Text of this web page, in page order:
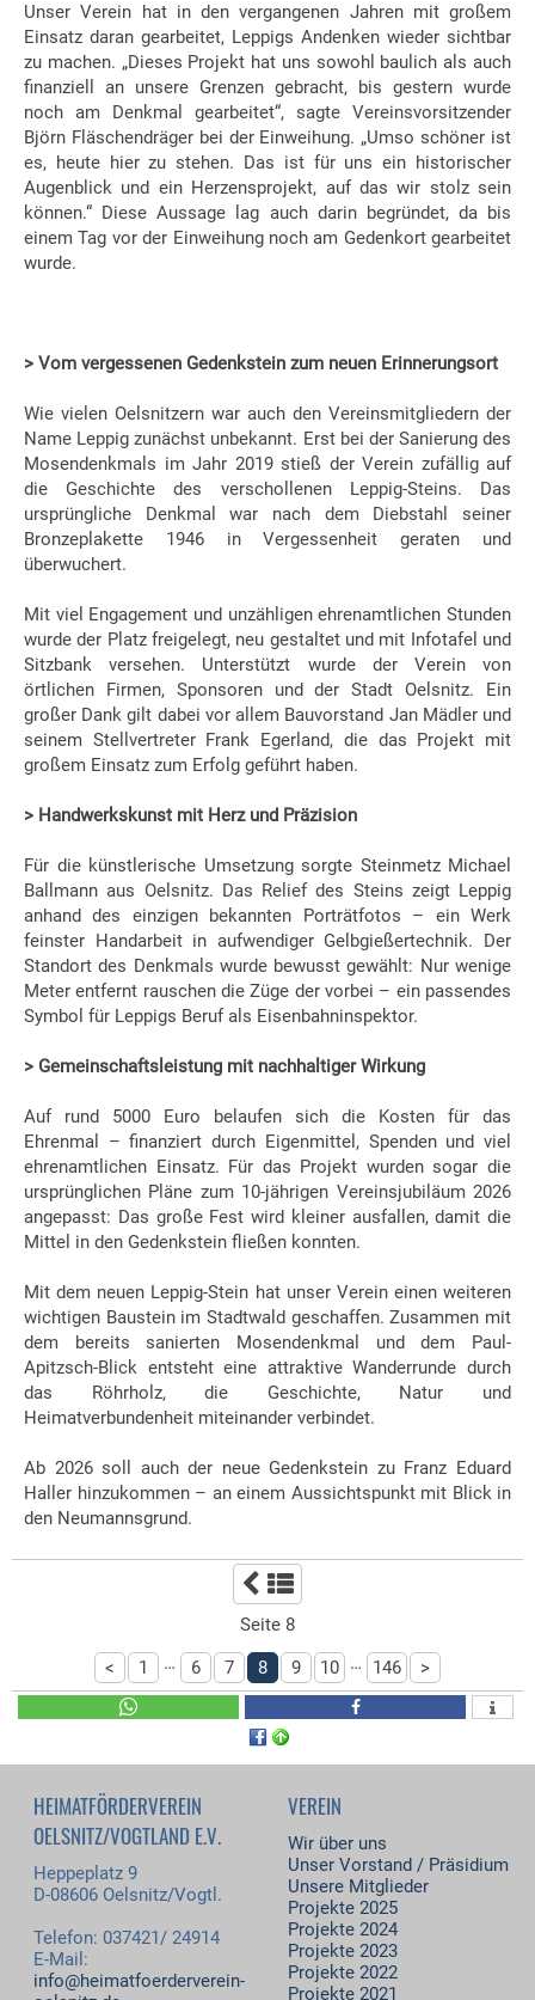
Unser Verein hat in den vergangenen Jahren mit großem
Einsatz daran gearbeitet, Leppigs Andenken wieder sichtbar
zu machen. „Dieses Projekt hat uns sowohl baulich als auch
finanziell an unsere Grenzen gebracht, bis gestern wurde
noch am Denkmal gearbeitet“, sagte Vereinsvorsitzender
Björn Fläschendräger bei der Einweihung. „Umso schöner ist
es, heute hier zu stehen. Das ist für uns ein historischer
Augenblick und ein Herzensprojekt, auf das wir stolz sein
können.“ Diese Aussage lag auch darin begründet, da bis
einem Tag vor der Einweihung noch am Gedenkort gearbeitet
wurde.
> Vom vergessenen Gedenkstein zum neuen Erinnerungsort
Wie vielen Oelsnitzern war auch den Vereinsmitgliedern der
Name Leppig zunächst unbekannt. Erst bei der Sanierung des
Mosendenkmals im Jahr 2019 stieß der Verein zufällig auf
die Geschichte des verschollenen Leppig-Steins. Das
ursprüngliche Denkmal war nach dem Diebstahl seiner
Bronzeplakette 1946 in Vergessenheit geraten und
überwuchert.
Mit viel Engagement und unzähligen ehrenamtlichen Stunden
wurde der Platz freigelegt, neu gestaltet und mit Infotafel und
Sitzbank versehen. Unterstützt wurde der Verein von
örtlichen Firmen, Sponsoren und der Stadt Oelsnitz. Ein
großer Dank gilt dabei vor allem Bauvorstand Jan Mädler und
seinem Stellvertreter Frank Egerland, die das Projekt mit
großem Einsatz zum Erfolg geführt haben.
> Handwerkskunst mit Herz und Präzision
Für die künstlerische Umsetzung sorgte Steinmetz Michael
Ballmann aus Oelsnitz. Das Relief des Steins zeigt Leppig
anhand des einzigen bekannten Porträtfotos – ein Werk
feinster Handarbeit in aufwendiger Gelbgießertechnik. Der
Standort des Denkmals wurde bewusst gewählt: Nur wenige
Meter entfernt rauschen die Züge der vorbei – ein passendes
Symbol für Leppigs Beruf als Eisenbahninspektor.
> Gemeinschaftsleistung mit nachhaltiger Wirkung
Auf rund 5000 Euro belaufen sich die Kosten für das
Ehrenmal – finanziert durch Eigenmittel, Spenden und viel
ehrenamtlichen Einsatz. Für das Projekt wurden sogar die
ursprünglichen Pläne zum 10-jährigen Vereinsjubiläum 2026
angepasst: Das große Fest wird kleiner ausfallen, damit die
Mittel in den Gedenkstein fließen konnten.
Mit dem neuen Leppig-Stein hat unser Verein einen weiteren
wichtigen Baustein im Stadtwald geschaffen. Zusammen mit
dem bereits sanierten Mosendenkmal und dem Paul-
Apitzsch-Blick entsteht eine attraktive Wanderrunde durch
das Röhrholz, die Geschichte, Natur und
Heimatverbundenheit miteinander verbindet.
Ab 2026 soll auch der neue Gedenkstein zu Franz Eduard
Haller hinzukommen – an einem Aussichtspunkt mit Blick in
den Neumannsgrund.
Seite 8
<
1 … 6 7 8 9 10 … 146 >
HEIMATFÖRDERVEREIN
OELSNITZ/VOGTLAND E.V.
Heppeplatz 9
D-08606 Oelsnitz/Vogtl.
Telefon: 037421/ 24914
E-Mail:
info@heimatfoerderverein-
VEREIN
Wir über uns
Unser Vorstand / Präsidium
Unsere Mitglieder
Projekte 2025
Projekte 2024
Projekte 2023
Projekte 2022
Projekte 2021